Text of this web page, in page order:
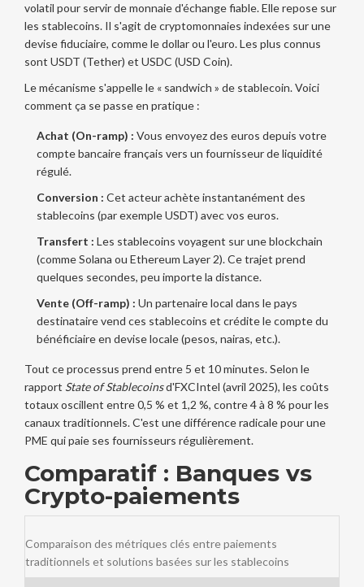
volatil pour servir de monnaie d'échange fiable. Elle repose sur
les stablecoins. Il s'agit de cryptomonnaies indexées sur une
devise fiduciaire, comme le dollar ou l'euro. Les plus connus
sont USDT (Tether) et USDC (USD Coin).
Le mécanisme s'appelle le « sandwich » de stablecoin. Voici
comment ça se passe en pratique :
Achat (On-ramp) : Vous envoyez des euros depuis votre
compte bancaire français vers un fournisseur de liquidité
régulé.
Conversion : Cet acteur achète instantanément des
stablecoins (par exemple USDT) avec vos euros.
Transfert : Les stablecoins voyagent sur une blockchain
(comme Solana ou Ethereum Layer 2). Ce trajet prend
quelques secondes, peu importe la distance.
Vente (Off-ramp) : Un partenaire local dans le pays
destinataire vend ces stablecoins et crédite le compte du
bénéficiaire en devise locale (pesos, nairas, etc.).
Tout ce processus prend entre 5 et 10 minutes. Selon le
rapport State of Stablecoinsd'FXCIntel (avril 2025), les coûts
totaux oscillent entre 0,5 % et 1,2 %, contre 4 à 8 % pour les
canaux traditionnels. C'est une différence radicale pour une
PME qui paie ses fournisseurs régulièrement.
Comparatif : Banques vs
Crypto-paiements
Comparaison des métriques clés entre paiements
traditionnels et solutions basées sur les stablecoins